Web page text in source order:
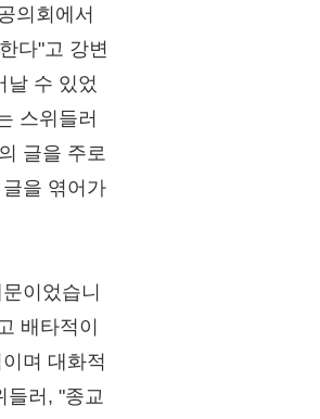
의회에서
다"고 강변
날 수 있었
스위들러
글을 주로
을 엮어가
이었습니
배타적이
며 대화적
들러, "종교